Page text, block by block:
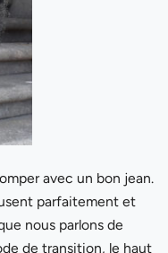
avec un bon jean.
parfaitement et
nous parlons de
de transition, le haut